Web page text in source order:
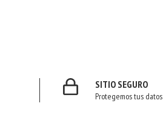
SITIO SEGURO
Protegemos tus datos